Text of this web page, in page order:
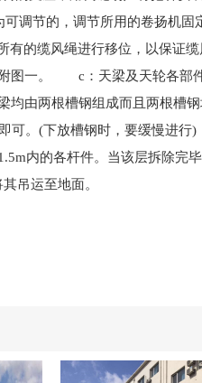
调节的，调节所用的卷扬机
的缆风绳进行移位，以保证
图一。 c：天梁及天轮各部
由两根槽钢组成而且两根槽
可。(下放槽钢时，要缓慢
内的各杆件。当该层拆除完
吊运至地面。